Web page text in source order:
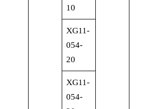
10
XG11-
054-
20
XG11-
054-